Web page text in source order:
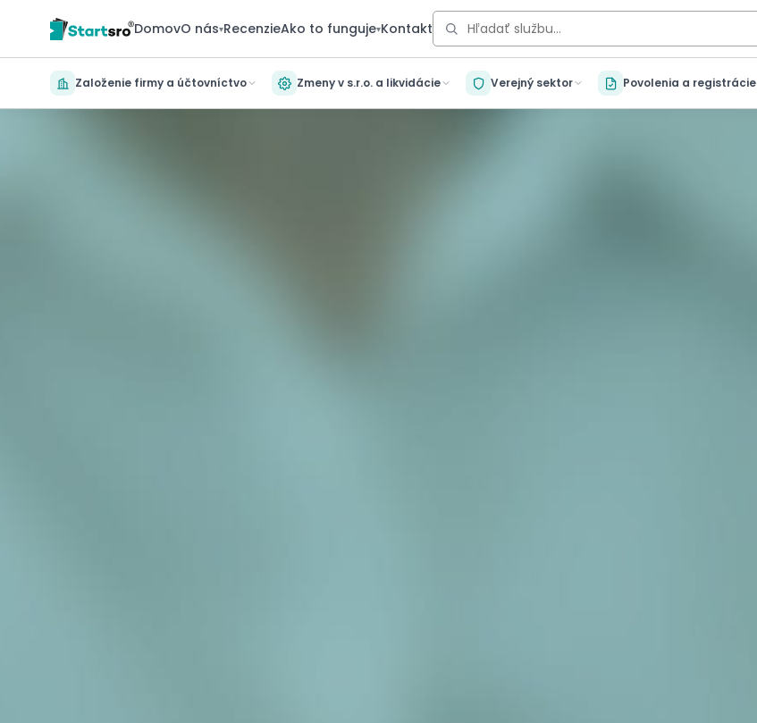
DomovO nás▾RecenzieAko to funguje▾Kontakt
Založenie firmy a účtovníctvo Zmeny v s.r.o. a likvidácie Verejný sektor Povolenia a registrácie